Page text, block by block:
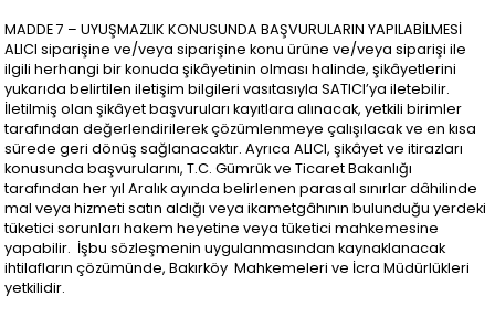
MADDE 7 – UYUŞMAZLIK KONUSUNDA BAŞVURULARIN YAPILABİLMESİ
ALICI siparişine ve/veya siparişine konu ürüne ve/veya siparişi ile
ilgili herhangi bir konuda şikâyetinin olması halinde, şikâyetlerini
yukarıda belirtilen iletişim bilgileri vasıtasıyla SATICI’ya iletebilir.
İletilmiş olan şikâyet başvuruları kayıtlara alınacak, yetkili birimler
tarafından değerlendirilerek çözümlenmeye çalışılacak ve en kısa
sürede geri dönüş sağlanacaktır. Ayrıca ALICI, şikâyet ve itirazları
konusunda başvurularını, T.C. Gümrük ve Ticaret Bakanlığı
tarafından her yıl Aralık ayında belirlenen parasal sınırlar dâhilinde
mal veya hizmeti satın aldığı veya ikametgâhının bulunduğu yerdeki
tüketici sorunları hakem heyetine veya tüketici mahkemesine
yapabilir. İşbu sözleşmenin uygulanmasından kaynaklanacak
ihtilafların çözümünde, Bakırköy Mahkemeleri ve İcra Müdürlükleri
yetkilidir.